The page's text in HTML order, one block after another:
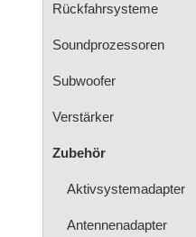
Rückfahrsysteme
Soundprozessoren
Subwoofer
Verstärker
Zubehör
Aktivsystemadapter
Antennenadapter